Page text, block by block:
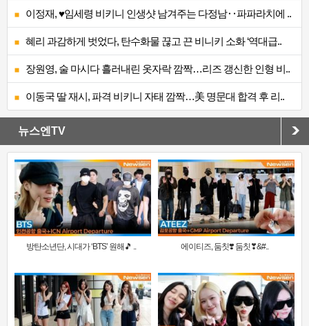
이정재, ♥임세령 비키니 인생샷 남겨주는 다정남‥파파라치에 ..
혜리 과감하게 벗었다, 탄수화물 끊고 끈 비니키 소화 ‘역대급..
장원영, 술 마시다 흘러내린 옷자락 깜짝…리즈 갱신한 인형 비..
이동국 딸 재시, 파격 비키니 자태 깜짝…美 명문대 합격 후 리..
뉴스엔TV
방탄소년단, 시대가 ‘BTS’ 원해🎵 .. 에이티즈, 둠칫❣️ 둠칫❣&#..